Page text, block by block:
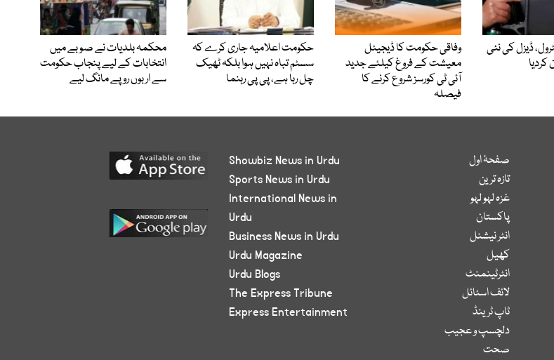
ڈیزل کی نئی
وفاقی حکومت کا ڈیجیٹل
معیشت کے فروغ کیلئے جدید
آئی ٹی کورسز شروع کرنے کا
فیصلہ
حکومت اعلامیہ جاری کرے کہ
سسٹم تباہ نہیں ہوا بلکہ ٹھیک
چل رہا ہے، پی پی رہنما
محکمہ بلدیات نے صوبے میں
انتخابات کے لیے پنجاب حکومت
سے اربوں روپے مانگ لیے
صفحۂ اول
تازہ ترین
غزہ لہو لہو
پاکستان
انٹر نیشنل
کھیل
انٹرٹینمنٹ
لائف اسٹائل
ٹاپ ٹرینڈ
دلچسپ و عجیب
صحت
Showbiz News in Urdu
Sports News in Urdu
International News in
Urdu
Business News in Urdu
Urdu Magazine
Urdu Blogs
The Express Tribune
Express Entertainment